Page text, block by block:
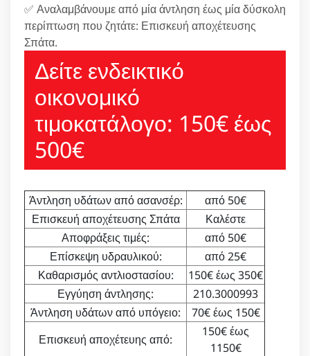
✅ Αναλαμβάνουμε από μία άντληση έως μία δύσκολη
περίπτωση που ζητάτε: Επισκευή αποχέτευσης
Σπάτα.
Δείτε ενδεικτικό
οικονομικό
τιμοκατάλογο: 150€ έως
500€
Άντληση υδάτων από ασανσέρ:
από 50€
Επισκευή αποχέτευσης Σπάτα
Καλέστε
Αποφράξεις τιμές:
από 50€
Επίσκεψη υδραυλικού:
από 25€
Καθαρισμός αντλιοστασίου:
150€ έως 350€
Εγγύηση άντλησης:
210.3000993
Άντληση υδάτων από υπόγειο:
70€ έως 150€
Επισκευή αποχέτευης από:
150€ έως
1150€